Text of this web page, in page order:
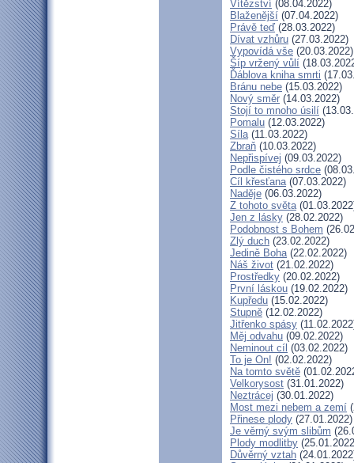
Vítězství (08.04.2022)
Blaženější (07.04.2022)
Právě teď (28.03.2022)
Dívat vzhůru (27.03.2022)
Vypovídá vše (20.03.2022)
Šíp vržený vůlí
Ďáblova kniha smrti
Bránu nebe (15.03.2022)
Nový směr (14.03.2022)
Stojí to mnoho úsilí
Pomalu (12.03.2022)
Síla(11.03.2022)
Zbraň (10.03.2022)
Nepřispívej (09.03.2022)
Podle čistého srdce
Cíl křesťana(07.03.2022)
Naděje (06.03.2022)
Z tohoto světa
Jen z lásky (28.02.2022)
Podobnost s Bohem
Zlý duch (23.02.2022)
Jedině Boha(22.02.2022)
Náš život (21.02.2022)
Prostředky (20.02.2022)
První láskou (19.02.2022)
Kupředu (15.02.2022)
Stupně (12.02.2022)
Jitřenko spásy
Měj odvahu (09.02.2022)
Neminout cíl (03.02.2022)
To je On! (02.02.2022)
Na tomto světě
Velkorysost (31.01.2022)
Neztrácej (30.01.2022)
Most mezi nebem a zemí
Přinese plody (27.01.2022)
Je věrný svým slibům
Plody modlitby
Důvěrný vztah